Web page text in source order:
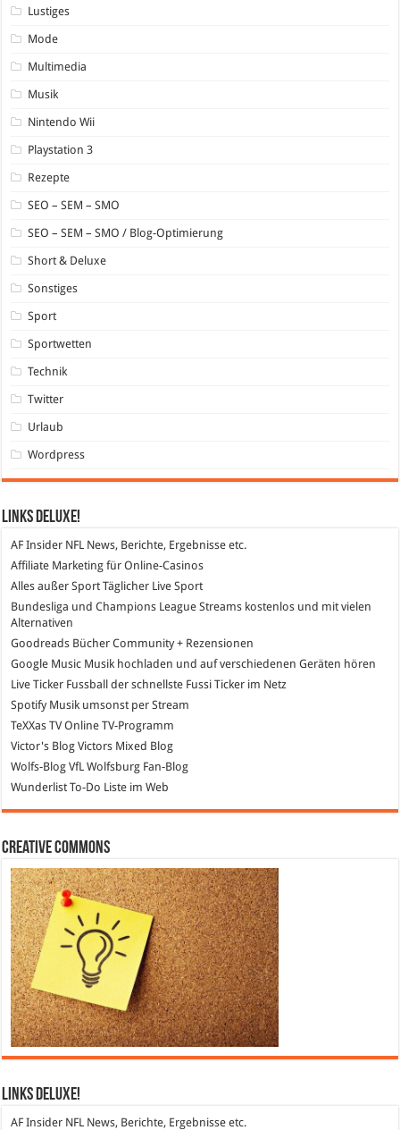
Lustiges
Mode
Multimedia
Musik
Nintendo Wii
Playstation 3
Rezepte
SEO – SEM – SMO
SEO – SEM – SMO / Blog-Optimierung
Short & Deluxe
Sonstiges
Sport
Sportwetten
Technik
Twitter
Urlaub
Wordpress
Links DeLuXe!
AF Insider NFL News, Berichte, Ergebnisse etc.
Affiliate Marketing für Online-Casinos
Alles außer SportTäglicher Live Sport
Bundesliga und Champions League Streams kostenlos und mit vielen
Alternativen
Goodreads Bücher Community + Rezensionen
Google Music Musik hochladen und auf verschiedenen Geräten hören
Live Ticker Fussball
der schnellste Fussi Ticker im Netz
SpotifyMusik umsonst per Stream
TeXXas TVOnline TV-Programm
Victor's Blog Victors Mixed Blog
Wolfs-Blog VfL Wolfsburg Fan-Blog
WunderlistTo-Do Liste im Web
Creative Commons
Links DeLuXe!
AF Insider NFL News, Berichte, Ergebnisse etc.